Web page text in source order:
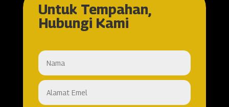
Untuk Tempahan,
Hubungi Kami